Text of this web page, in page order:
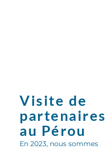
Visite de
partenaires
au Pérou
En 2023, nous sommes